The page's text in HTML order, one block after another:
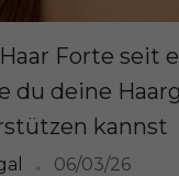
Forte seit
du deine
kannst
06/03/26